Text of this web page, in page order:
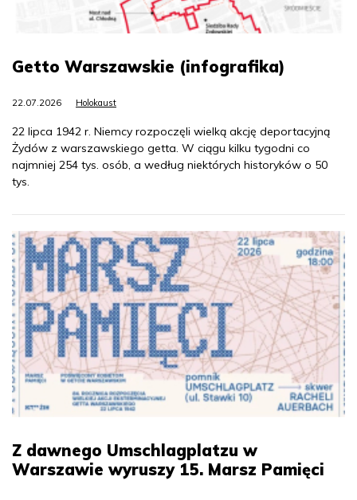
Getto Warszawskie (infografika)
22.07.2026 Holokaust
22 lipca 1942 r. Niemcy rozpoczęli wielką akcję deportacyjną
Żydów z warszawskiego getta. W ciągu kilku tygodni co
najmniej 254 tys. osób, a według niektórych historyków o 50
tys.
Z dawnego Umschlagplatzu w
Warszawie wyruszy 15. Marsz Pamięci